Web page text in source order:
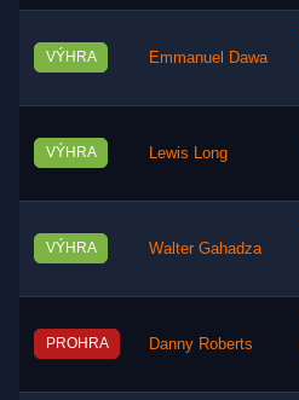
VÝHRA Emmanuel Dawa
VÝHRA Lewis Long
VÝHRA Walter Gahadza
PROHRA Danny Roberts